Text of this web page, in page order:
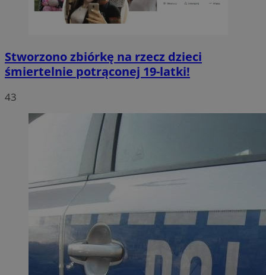
Stworzono zbiórkę na rzecz dzieci
śmiertelnie potrąconej 19-latki!
43